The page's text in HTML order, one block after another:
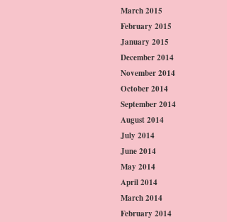
March 2015
February 2015
January 2015
December 2014
November 2014
October 2014
September 2014
August 2014
July 2014
June 2014
May 2014
April 2014
March 2014
February 2014